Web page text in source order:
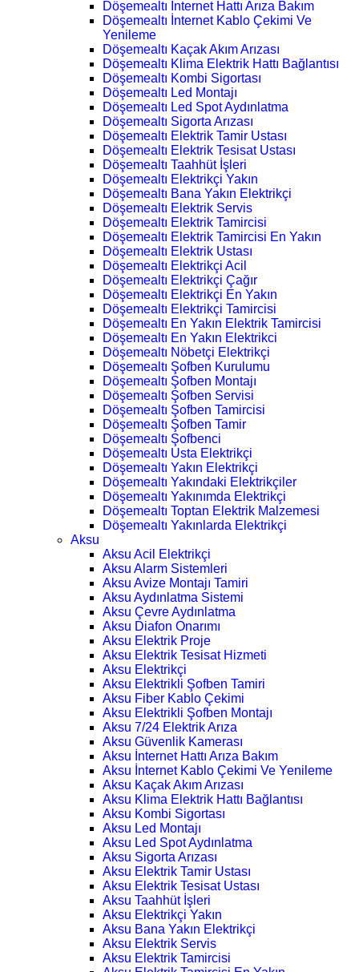
Döşemealtı İnternet Hattı Arıza Bakım
Döşemealtı İnternet Kablo Çekimi Ve
Yenileme
Döşemealtı Kaçak Akım Arızası
Döşemealtı Klima Elektrik Hattı Bağlantısı
Döşemealtı Kombi Sigortası
Döşemealtı Led Montajı
Döşemealtı Led Spot Aydınlatma
Döşemealtı Sigorta Arızası
Döşemealtı Elektrik Tamir Ustası
Döşemealtı Elektrik Tesisat Ustası
Döşemealtı Taahhüt İşleri
Döşemealtı Elektrikçi Yakın
Döşemealtı Bana Yakın Elektrikçi
Döşemealtı Elektrik Servis
Döşemealtı Elektrik Tamircisi
Döşemealtı Elektrik Tamircisi En Yakın
Döşemealtı Elektrik Ustası
Döşemealtı Elektrikçi Acil
Döşemealtı Elektrikçi Çağır
Döşemealtı Elektrikçi En Yakın
Döşemealtı Elektrikçi Tamircisi
Döşemealtı En Yakın Elektrik Tamircisi
Döşemealtı En Yakın Elektrikci
Döşemealtı Nöbetçi Elektrikçi
Döşemealtı Şofben Kurulumu
Döşemealtı Şofben Montajı
Döşemealtı Şofben Servisi
Döşemealtı Şofben Tamircisi
Döşemealtı Şofben Tamir
Döşemealtı Şofbenci
Döşemealtı Usta Elektrikçi
Döşemealtı Yakın Elektrikçi
Döşemealtı Yakındaki Elektrikçiler
Döşemealtı Yakınımda Elektrikçi
Döşemealtı Toptan Elektrik Malzemesi
Döşemealtı Yakınlarda Elektrikçi
Aksu
Aksu Acil Elektrikçi
Aksu Alarm Sistemleri
Aksu Avize Montajı Tamiri
Aksu Aydınlatma Sistemi
Aksu Çevre Aydınlatma
Aksu Diafon Onarımı
Aksu Elektrik Proje
Aksu Elektrik Tesisat Hizmeti
Aksu Elektrikçi
Aksu Elektrikli Şofben Tamiri
Aksu Fiber Kablo Çekimi
Aksu Elektrikli Şofben Montajı
Aksu 7/24 Elektrik Arıza
Aksu Güvenlik Kamerası
Aksu İnternet Hattı Arıza Bakım
Aksu İnternet Kablo Çekimi Ve Yenileme
Aksu Kaçak Akım Arızası
Aksu Klima Elektrik Hattı Bağlantısı
Aksu Kombi Sigortası
Aksu Led Montajı
Aksu Led Spot Aydınlatma
Aksu Sigorta Arızası
Aksu Elektrik Tamir Ustası
Aksu Elektrik Tesisat Ustası
Aksu Taahhüt İşleri
Aksu Elektrikçi Yakın
Aksu Bana Yakın Elektrikçi
Aksu Elektrik Servis
Aksu Elektrik Tamircisi